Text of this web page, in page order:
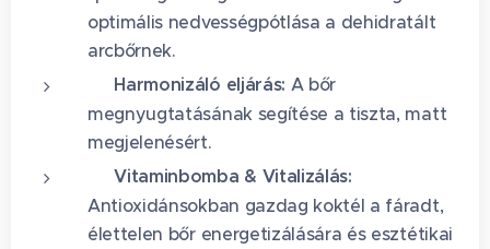
optimális nedvességpótlása a dehidratált
arcbőrnek.
🛡️ Harmonizáló eljárás: A bőr
megnyugtatásának segítése a tiszta, matt
megjelenésért.
🍊 Vitaminbomba & Vitalizálás:
Antioxidánsokban gazdag koktél a fáradt,
élettelen bőr energetizálására és esztétikai